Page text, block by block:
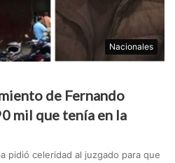
Nacionales
de Fernando
mil que tenía en la
pidió celeridad al juzgado para que